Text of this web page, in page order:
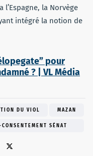
la Norvège
intégré la notion de
pour
? | VL Média
DU VIOL MAZAN
CONSENTEMENT SÉNAT